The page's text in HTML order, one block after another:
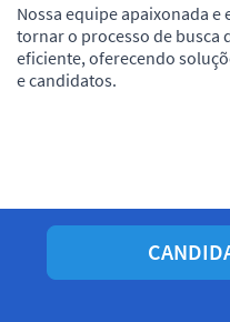
Nossa equipe apaixonada
tornar o processo de busca
eficiente, oferecendo
e candidatos.